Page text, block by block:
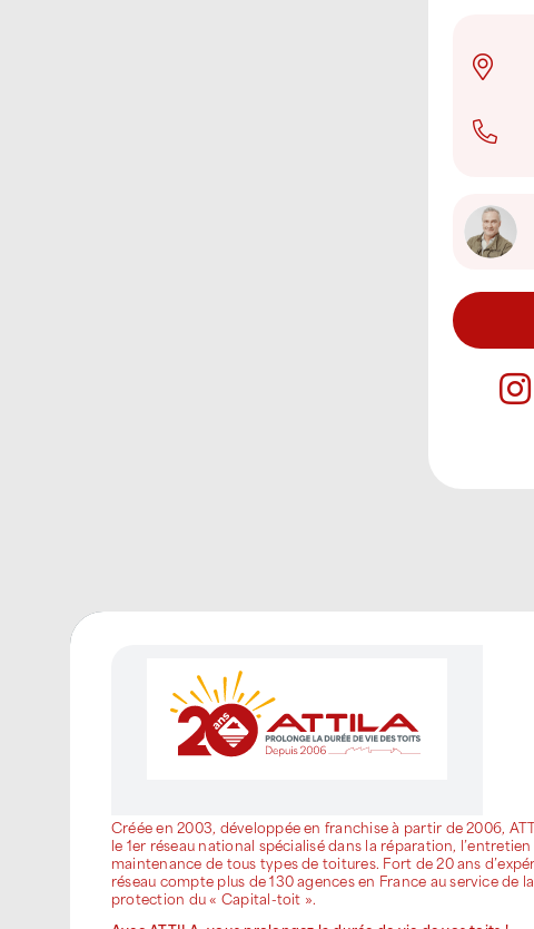
Créée en 2003, développée en franchise à partir de 2006,
le 1er réseau national spécialisé dans la réparation,
maintenance de tous types de toitures. Fort de 20 ans
réseau compte plus de 130 agences en France au service de la
protection du « Capital-toit ».